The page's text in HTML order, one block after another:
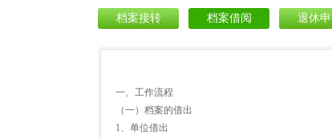
档案接转 档案借阅 退休
一、工作流程
（一）档案的借出
1、单位借出